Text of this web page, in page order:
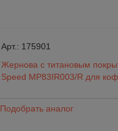
Арт.: 175901
Жернова с титановым
Speed MP83IR003/R для
Подобрать аналог